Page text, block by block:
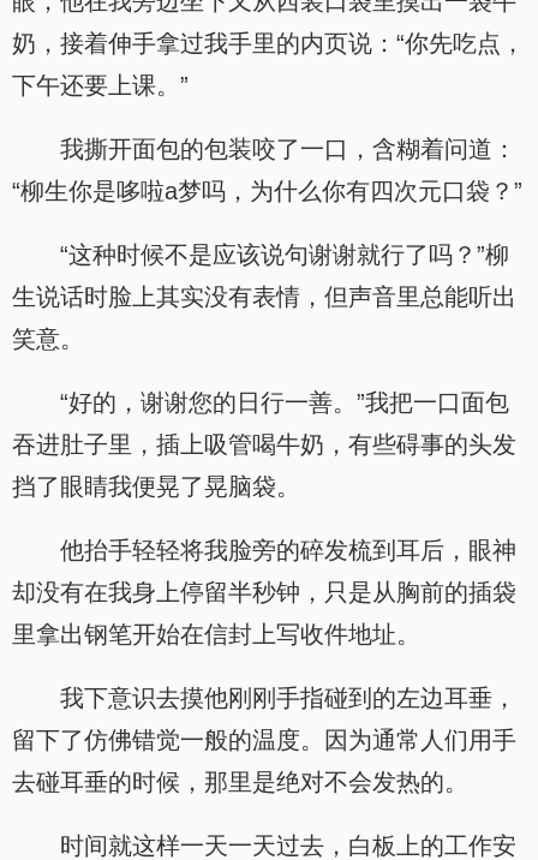
奶，接着伸手拿过我手里的内页说：“你先吃点，
下午还要上课。”
我撕开面包的包装咬了一口，含糊着问道：
“柳生你是哆啦a梦吗，为什么你有四次元口袋？”
“这种时候不是应该说句谢谢就行了吗？”柳
生说话时脸上其实没有表情，但声音里总能听出
笑意。
“好的，谢谢您的日行一善。”我把一口面包
吞进肚子里，插上吸管喝牛奶，有些碍事的头发
挡了眼睛我便晃了晃脑袋。
他抬手轻轻将我脸旁的碎发梳到耳后，眼神
却没有在我身上停留半秒钟，只是从胸前的插袋
里拿出钢笔开始在信封上写收件地址。
我下意识去摸他刚刚手指碰到的左边耳垂，
留下了仿佛错觉一般的温度。因为通常人们用手
去碰耳垂的时候，那里是绝对不会发热的。
时间就这样一天一天过去，白板上的工作安